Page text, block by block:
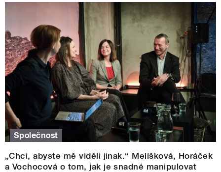
Společnost
„Chci, abyste mě viděli jinak.“ Melíšková, Horáček
a Vochocová o tom, jak je snadné manipulovat